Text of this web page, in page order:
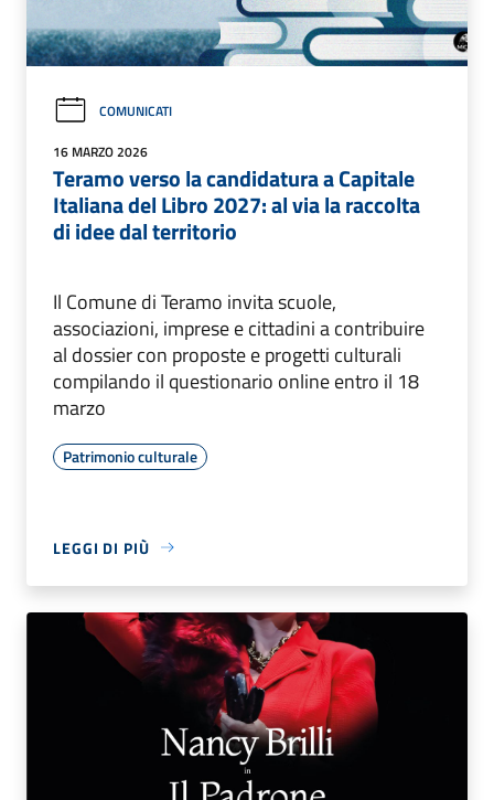
COMUNICATI
16 MARZO 2026
Teramo verso la candidatura a Capitale
Italiana del Libro 2027: al via la raccolta
di idee dal territorio
Il Comune di Teramo invita scuole,
associazioni, imprese e cittadini a contribuire
al dossier con proposte e progetti culturali
compilando il questionario online entro il 18
marzo
Patrimonio culturale
LEGGI DI PIÙ